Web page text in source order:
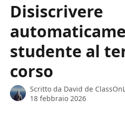
Disiscrivere
studente al
corso
Scritto da David de
18 febbraio 2026